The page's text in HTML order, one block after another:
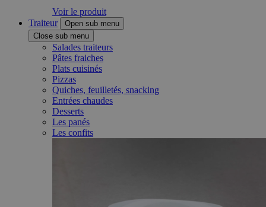
Voir le produit
Traiteur
Open sub menu
Close sub menu
Salades traiteurs
Pâtes fraiches
Plats cuisinés
Pizzas
Quiches, feuilletés, snacking
Entrées chaudes
Desserts
Les panés
Les confits